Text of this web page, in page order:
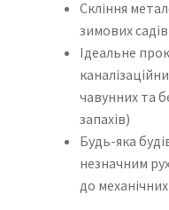
Скління
зимових садів
Ідеальне
чавунних та
запахів)
Будь-яка
незначним
до